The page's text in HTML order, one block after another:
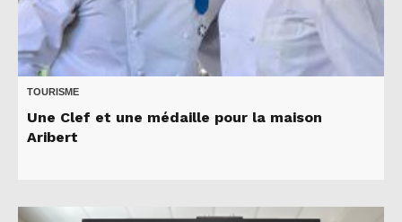
TOURISME
Une Clef et une médaille pour la maison
Aribert